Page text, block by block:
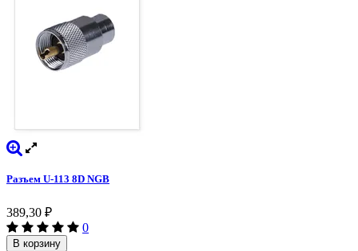
Разъем U-113 8D NGB
389,30 ₽
0
В корзину